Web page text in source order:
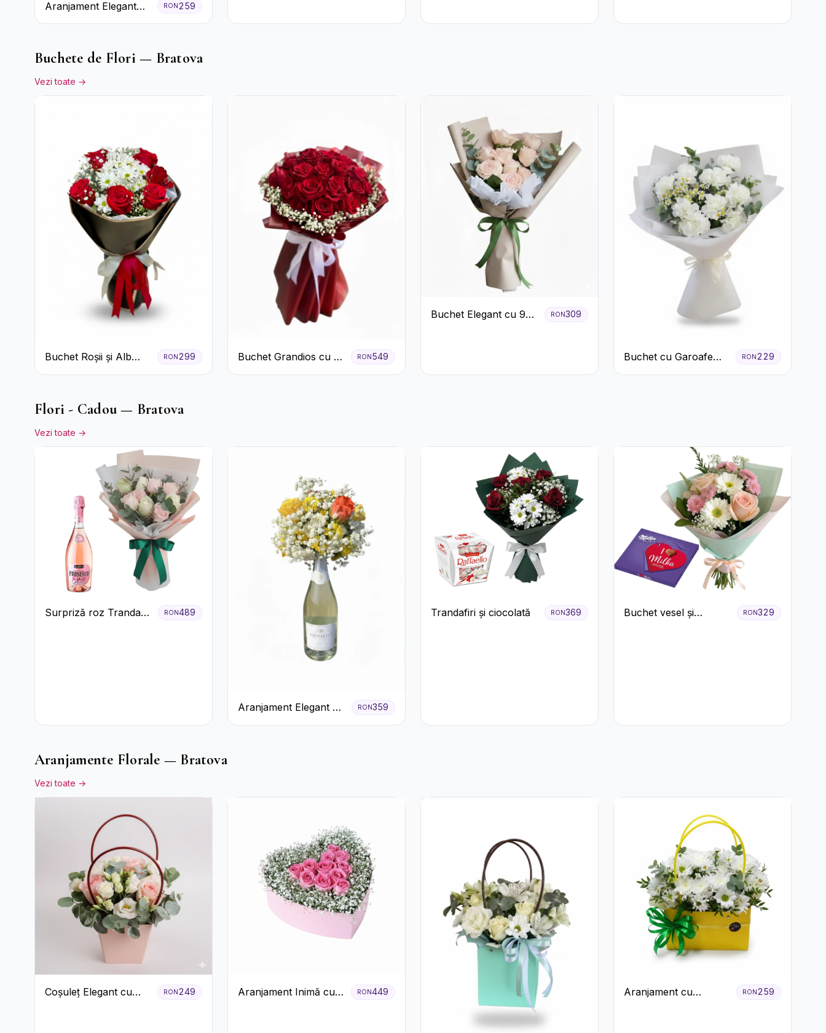
Aranjament Elegant
Alb-Verde în Cutie Gri
RON 259
Buchete de Flori — Bratova
Vezi toate →
Buchet Roșii și Alb
Clasic
RON299
Buchet Grandios cu 25
de Trandafiri Roșii
RON549
Buchet Elegant cu 9
RON309
Buchet cu Garoafe
Albe
RON229
Flori - Cadou — Bratova
Vezi toate →
Surpriză roz Trandafiri
RON489
Aranjament Elegant cu
Prosecco și Flori
RON359
Trandafiri și ciocolată RON369
Buchet vesel și
RON329
Aranjamente Florale — Bratova
Vezi toate →
Coșuleț Elegant cu
RON249
Aranjament Inimă cu
RON449
Aranjament cu
RON259